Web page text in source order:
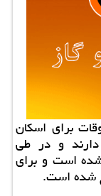
برای اسكان
دارند و در طی
شده است و برای
شده است.